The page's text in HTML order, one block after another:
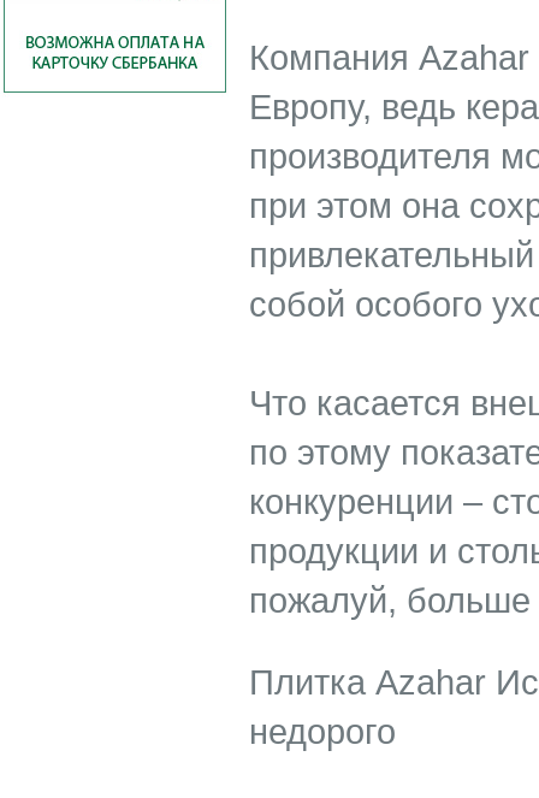
Компания Azahar
Европу, ведь
производителя
при этом она
собой особого
Что касается
по этому
конкуренции –
продукции и
пожалуй, больше
Плитка Azahar
недорого